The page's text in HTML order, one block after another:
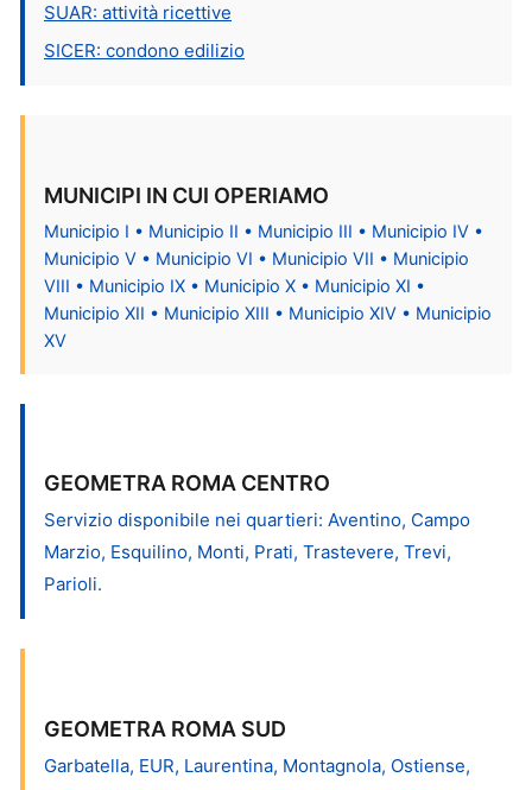
SUAR: attività ricettive
SICER: condono edilizio
MUNICIPI IN CUI OPERIAMO
Municipio I • Municipio II • Municipio III • Municipio IV •
Municipio V • Municipio VI • Municipio VII • Municipio
VIII • Municipio IX • Municipio X • Municipio XI •
Municipio XII • Municipio XIII • Municipio XIV • Municipio
XV
GEOMETRA ROMA CENTRO
Servizio disponibile nei quartieri: Aventino, Campo
Marzio, Esquilino, Monti, Prati, Trastevere, Trevi,
Parioli.
GEOMETRA ROMA SUD
Garbatella, EUR, Laurentina, Montagnola, Ostiense,